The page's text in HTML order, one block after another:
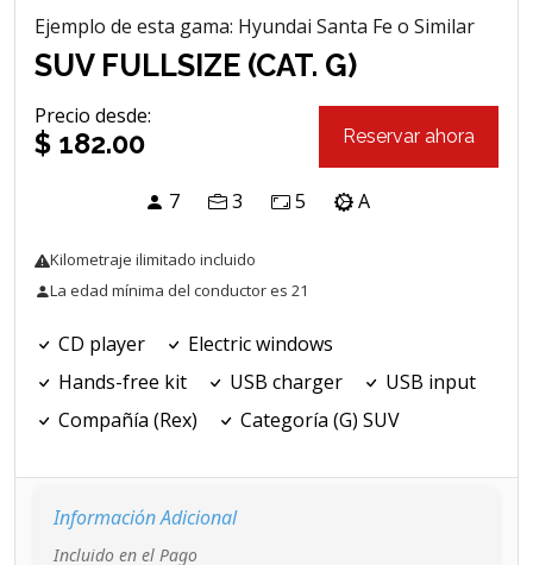
Ejemplo de esta gama: Hyundai Santa Fe o Similar
SUV FULLSIZE (CAT. G)
Precio desde:
$ 182.00 Reservar ahora
7 3 5 A
Kilometraje ilimitado incluido
La edad mínima del conductor es 21
CD player
Electric windows
Hands-free kit
USB charger
USB input
Compañía (Rex)
Categoría (G) SUV
Información Adicional
Incluido en el Pago